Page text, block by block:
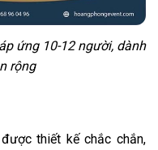
ứng 10-12 người, dành
rộng
thiết kế chắc chắn,